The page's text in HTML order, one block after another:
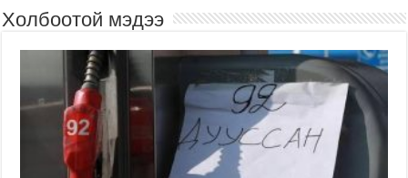
Холбоотой мэдээ